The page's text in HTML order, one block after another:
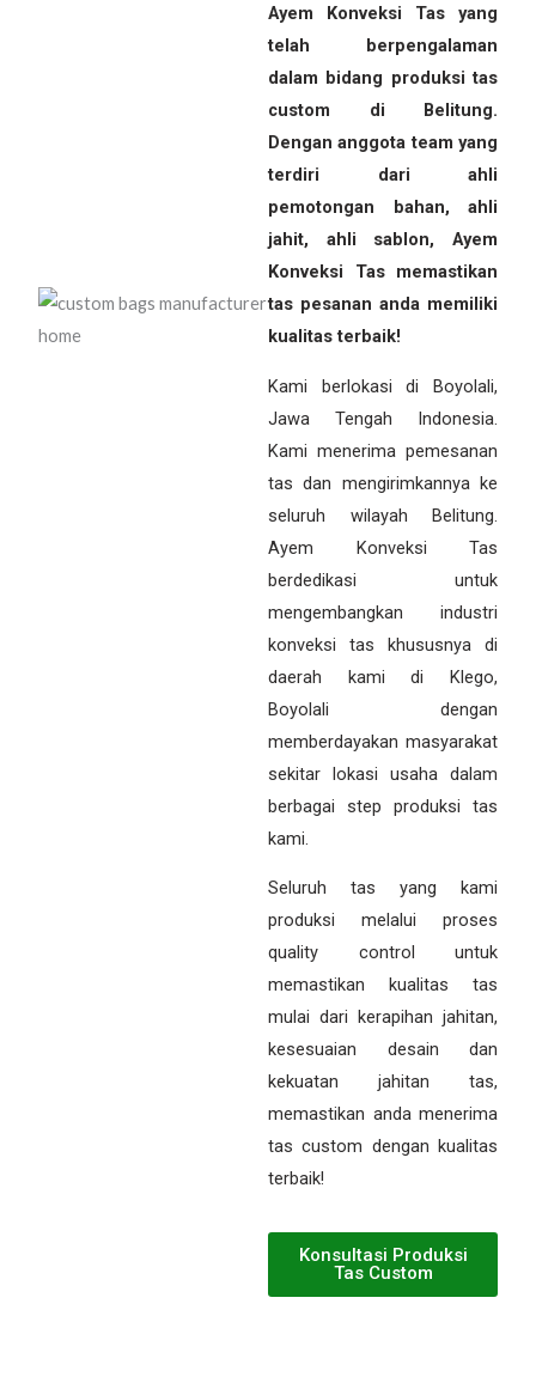
Ayem Konveksi Tas yang
telah berpengalaman
dalam bidang produksi tas
custom di Belitung.
Dengan anggota team yang
terdiri dari ahli
pemotongan bahan, ahli
jahit, ahli sablon, Ayem
Konveksi Tas memastikan
tas pesanan anda memiliki
kualitas terbaik!
Kami berlokasi di Boyolali,
Jawa Tengah Indonesia.
Kami menerima pemesanan
tas dan mengirimkannya ke
seluruh wilayah Belitung.
Ayem Konveksi Tas
berdedikasi untuk
mengembangkan industri
konveksi tas khususnya di
daerah kami di Klego,
Boyolali dengan
memberdayakan masyarakat
sekitar lokasi usaha dalam
berbagai step produksi tas
kami.
Seluruh tas yang kami
produksi melalui proses
quality control untuk
memastikan kualitas tas
mulai dari kerapihan jahitan,
kesesuaian desain dan
kekuatan jahitan tas,
memastikan anda menerima
tas custom dengan kualitas
terbaik!
Konsultasi Produksi
Tas Custom